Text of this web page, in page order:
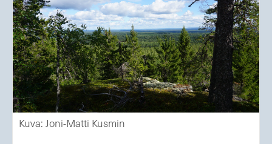
Kuva: Joni-Matti Kusmin